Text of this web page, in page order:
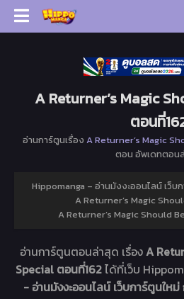
A Returner’s Magic
ตอนที่
อ่านการ์ตูนเรื่อง A Returner’s Magic
ตอน อัพเดทตอน
Hippomanga – อ่านมังงะออนไลน์ เว็บ
A Returner’s Magic
A Returner’s Magic Should
อ่านการ์ตูนตอนล่าสุด เรื่องA
Special ตอนที่162ได้ที่เว็บ
- อ่านมังงะออนไลน์ เว็บการ์ตูนให